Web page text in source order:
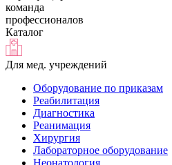
команда
профессионалов
Каталог
Для мед. учреждений
Оборудование по приказам
Реабилитация
Диагностика
Реанимация
Хирургия
Лабораторное оборудование
Неонатология